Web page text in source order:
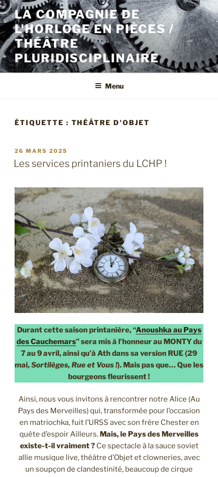
Aller
au
contenu
principal
LA COMPAGNIE DE
L'HORLOGE EN PIÈCES /
THÉÂTRE
PLURIDISCIPLINAIRE
Menu
ÉTIQUETTE : THÉÂTRE D'OBJET
PUBLIÉ
LE
26 MARS 2025
Les services printaniers du LCHP !
Durant cette saison printanière, “Anoushka au Pays
des Cauchemars” sera mis à l’honneur au MONTY du
7 au 9 avril, ainsi qu’à Ath dans sa version RUE (29
mai,Sortilèges, Rue et Vous !). Mais pas que… Que les
bourgeons fleurissent !
Ainsi, nous vous invitons à rencontrer notre Alice (Au
Pays des Merveilles) qui, transformée pour l’occasion
en matriochka, fuit l’URSS avec son frère Chester en
quête d’espoir Ailleurs. Mais, le Pays des Merveilles
existe-t-il vraiment ? Ce spectacle à la sauce soviet
allie musique live, théâtre d’Objet et clowneries, avec
un soupçon de clandestinité, beaucoup de cirque